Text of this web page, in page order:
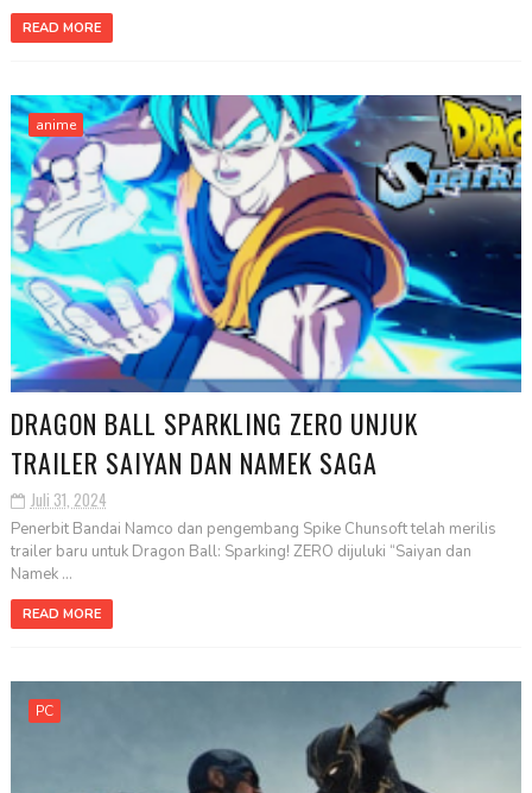
READ MORE
anime
DRAGON BALL SPARKLING ZERO UNJUK
TRAILER SAIYAN DAN NAMEK SAGA
Juli 31, 2024
Penerbit Bandai Namco dan pengembang Spike Chunsoft telah merilis
trailer baru untuk Dragon Ball: Sparking! ZERO dijuluki “Saiyan dan
Namek ...
READ MORE
PC